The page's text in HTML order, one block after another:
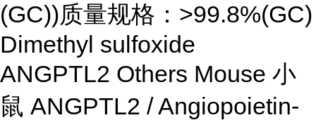
(GC))质量规格：>99.8%(GC)
Dimethyl sulfoxide
ANGPTL2 Others Mouse 小
鼠 ANGPTL2 / Angiopoietin-